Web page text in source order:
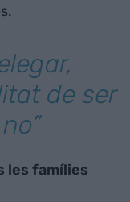
de ser
les famílies